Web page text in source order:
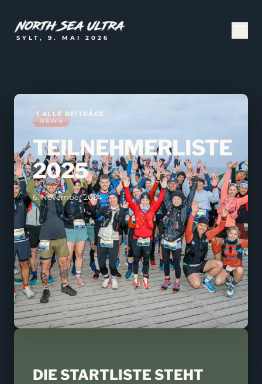
SYLT, 9. MAI 2026
ALLE BEITRÄGE
NEWS
TEILNEHMERLISTE
2025
6. November 2024
DIE STARTLISTE STEHT